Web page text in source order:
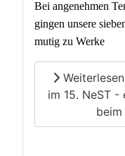
Bei angenehmen
gingen unsere
mutig zu Werke
im 15. NeST